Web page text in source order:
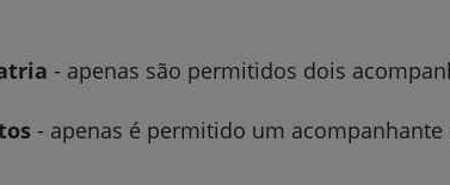
e bem-
- apenas são permitidos dois
- apenas é permitido um acompanhante